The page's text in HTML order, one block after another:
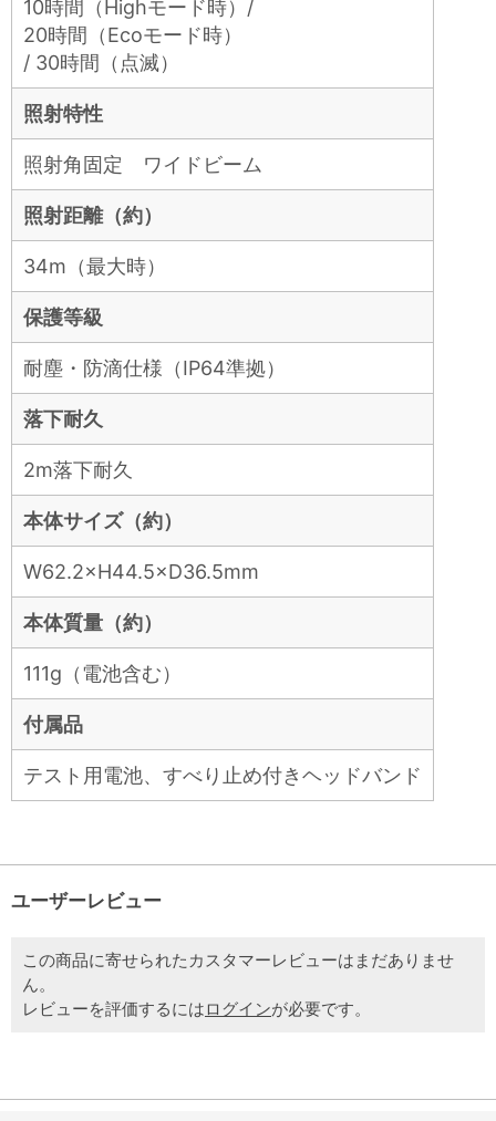
10時間（Highモード時）/
20時間（Ecoモード時）
/ 30時間（点滅）
照射特性
照射角固定 ワイドビーム
照射距離（約）
34m（最大時）
保護等級
耐塵・防滴仕様（IP64準拠）
落下耐久
2m落下耐久
本体サイズ（約）
W62.2×H44.5×D36.5mm
本体質量（約）
111g（電池含む）
付属品
テスト用電池、すべり止め付きヘッドバンド
ユーザーレビュー
この商品に寄せられたカスタマーレビューはまだありませ
ん。
レビューを評価するにはログインが必要です。